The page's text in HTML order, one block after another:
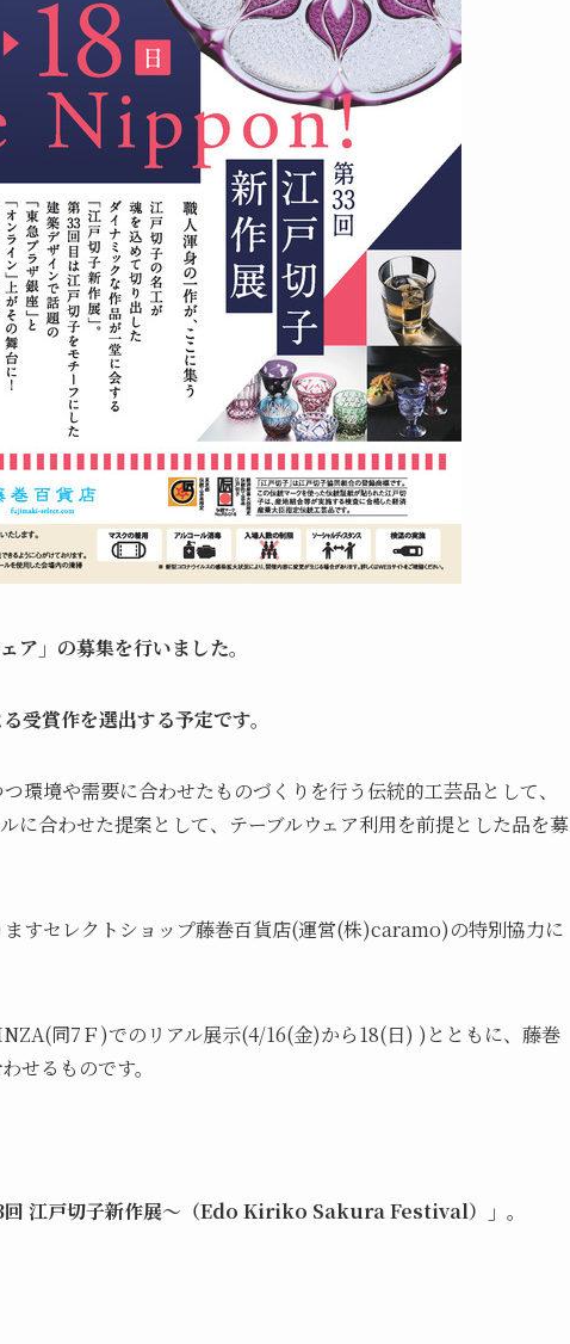
ア」の募集を行いました。
受賞作を選出する予定です。
環境や需要に合わせたものづくりを行う伝統的工芸品として、
に合わせた提案として、テーブルウェア利用を前提とした品を募
すセレクトショップ藤巻百貨店(運営(株)caramo)の特別協力に
同7Ｆ)でのリアル展示(4/16(金)から18(日) )とともに、藤巻
せるものです。
江戸切子新作展～（Edo Kiriko Sakura Festival）」。